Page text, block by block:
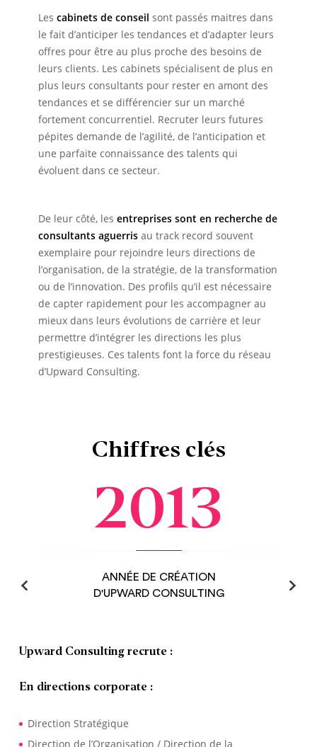
Les cabinets de conseil sont passés maitres dans
le fait d’anticiper les tendances et d’adapter leurs
offres pour être au plus proche des besoins de
leurs clients. Les cabinets spécialisent de plus en
plus leurs consultants pour rester en amont des
tendances et se différencier sur un marché
fortement concurrentiel. Recruter leurs futures
pépites demande de l’agilité, de l’anticipation et
une parfaite connaissance des talents qui
évoluent dans ce secteur.
De leur côté, les entreprises sont en recherche de
consultants aguerrisau track record souvent
exemplaire pour rejoindre leurs directions de
l’organisation, de la stratégie, de la transformation
ou de l’innovation. Des profils qu’il est nécessaire
de capter rapidement pour les accompagner au
mieux dans leurs évolutions de carrière et leur
permettre d’intégrer les directions les plus
prestigieuses. Ces talents font la force du réseau
d’Upward Consulting.
Chiffres clés
2013
ANNÉE DE CRÉATION
D'UPWARD CONSULTING
Upward Consulting recrute :
En directions corporate :
Direction Stratégique
Direction de l’Organisation / Direction de la